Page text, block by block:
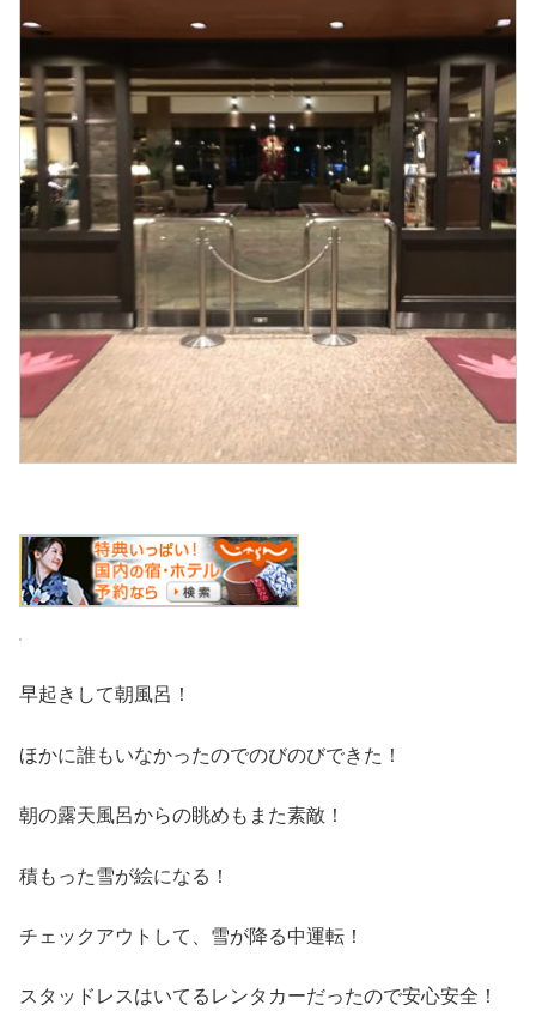
早起きして朝風呂！
ほかに誰もいなかったのでのびのびできた！
朝の露天風呂からの眺めもまた素敵！
積もった雪が絵になる！
チェックアウトして、雪が降る中運転！
スタッドレスはいてるレンタカーだったので安心安全！